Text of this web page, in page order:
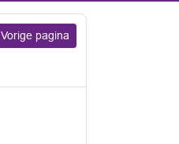
Vorige pagina